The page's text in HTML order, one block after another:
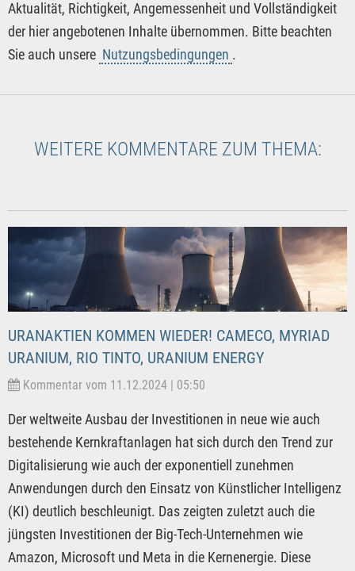
Aktualität, Richtigkeit, Angemessenheit und Vollständigkeit
der hier angebotenen Inhalte übernommen. Bitte beachten
Sie auch unsere Nutzungsbedingungen .
WEITERE KOMMENTARE ZUM THEMA:
URANAKTIEN KOMMEN WIEDER! CAMECO, MYRIAD
URANIUM, RIO TINTO, URANIUM ENERGY
Kommentar vom 11.12.2024 | 05:50
Der weltweite Ausbau der Investitionen in neue wie auch
bestehende Kernkraftanlagen hat sich durch den Trend zur
Digitalisierung wie auch der exponentiell zunehmen
Anwendungen durch den Einsatz von Künstlicher Intelligenz
(KI) deutlich beschleunigt. Das zeigten zuletzt auch die
jüngsten Investitionen der Big-Tech-Unternehmen wie
Amazon, Microsoft und Meta in die Kernenergie. Diese